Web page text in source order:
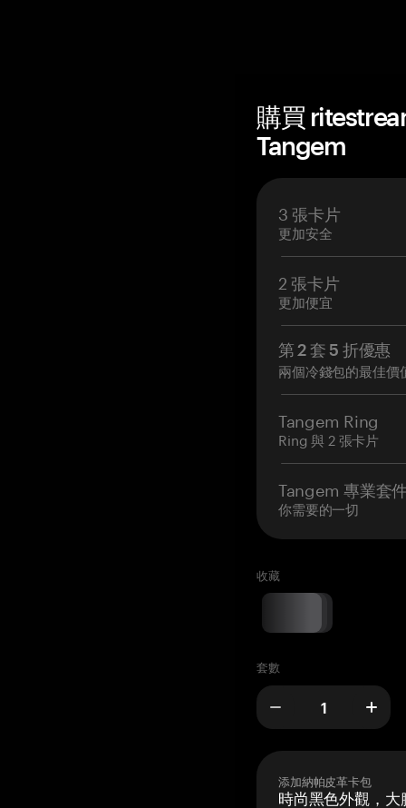
購買
Tangem
3 張卡片
更加安全
2 張卡片
更加便宜
第 2 套 5 折優惠
兩個冷錢包的最佳價
Tangem Ring
Ring 與 2 張卡片
Tangem 專業套
你需要的一切
收藏
套數
添加納帕皮革卡包
時尚黑色外觀，大